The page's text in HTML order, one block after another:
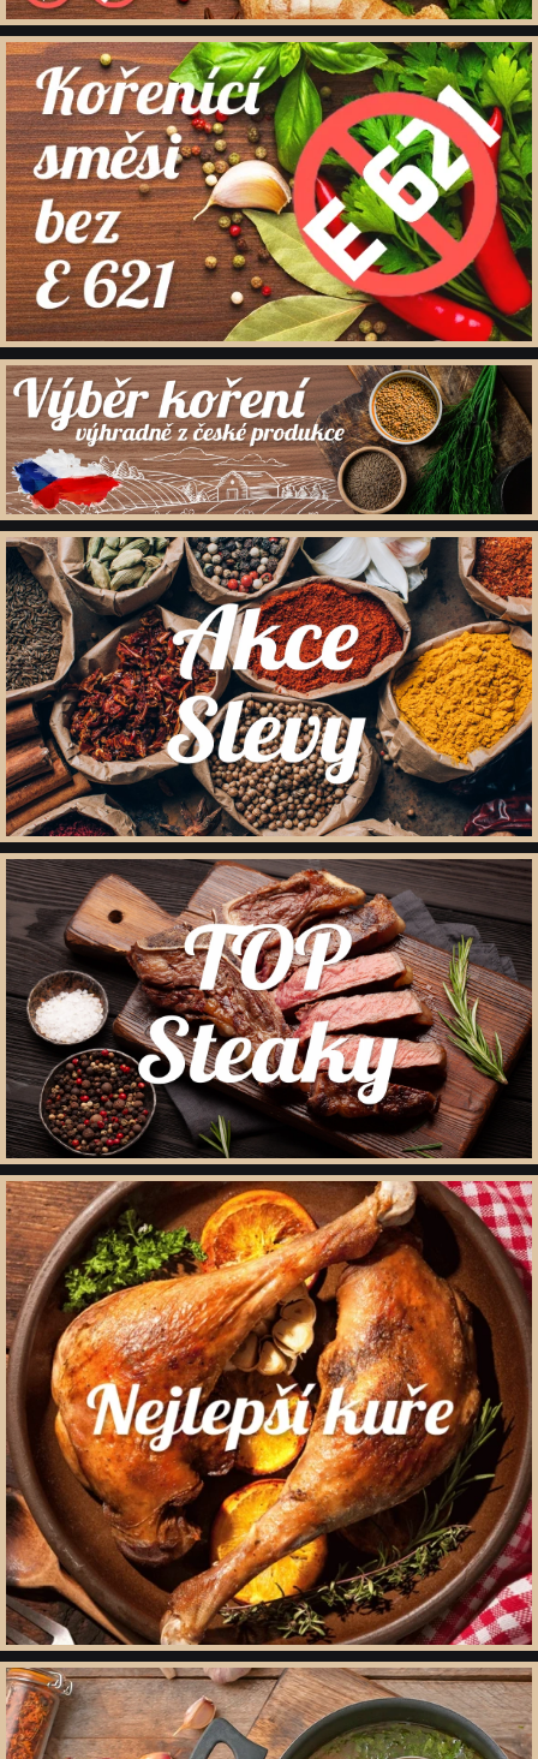
Kořenící směsi pro masnou výrobu
Minutkové šťávy a omáčky
Semena
Ovoce sušené
Polévky
Cukry a dochucovací cukry
Soli a dochucovací soli
Maďarské originální kořenící speciality
Sušené houby
Tekutá koření a dochucovadla
Marinády a pasty
Potravinové přípravky
Bělka
Dárkové dřevěné kazety s kořením
Dárkové krabičky a rukávy s kořením
Prázdné dózy a kořenky na koření
Přihlášení pro VO